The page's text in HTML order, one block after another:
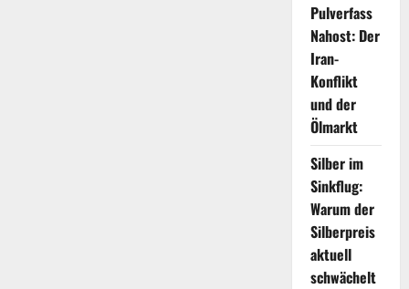
Pulverfass
Nahost: Der
Iran-
Konflikt
und der
Ölmarkt
Silber im
Sinkflug:
Warum der
Silberpreis
aktuell
schwächelt